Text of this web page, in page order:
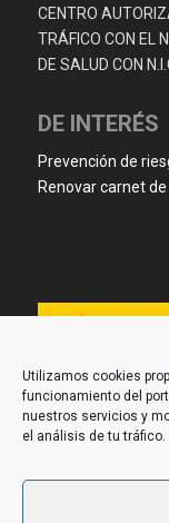
Utilizamos cookies
funcionamiento del
nuestros servicios y
el análisis de tu tráfico.
CENTRO
TRÁFICO CON EL
DE SALUD CON
DE INTERÉS
Prevención de
Renovar carnet